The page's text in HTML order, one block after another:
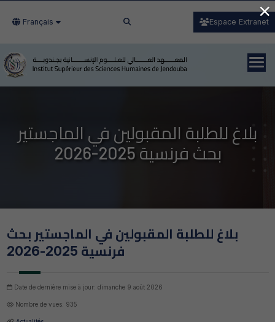
Français Espace Extranet
بلاغ للطلبة المقبولين في الماجستير
بحث فرنسية 2025-2026
بلاغ للطلبة المقبولين في الماجستير بحث
فرنسية 2025-2026
Date de dernière mise à jour: dimanche 9 août 2026
Nombre de vues: 935
×